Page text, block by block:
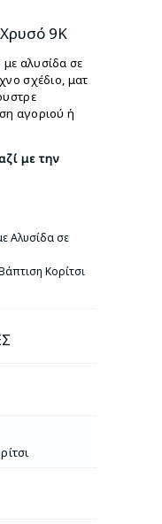
9Κ
με αλυσίδα σε
σχέδιο, ματ
αγοριού ή
με την
Αλυσίδα σε
Κορίτσι